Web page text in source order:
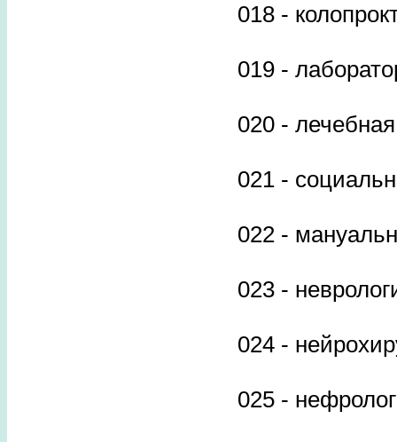
018 -
019 -
020 -
021 -
022 -
023 -
024 -
025 -